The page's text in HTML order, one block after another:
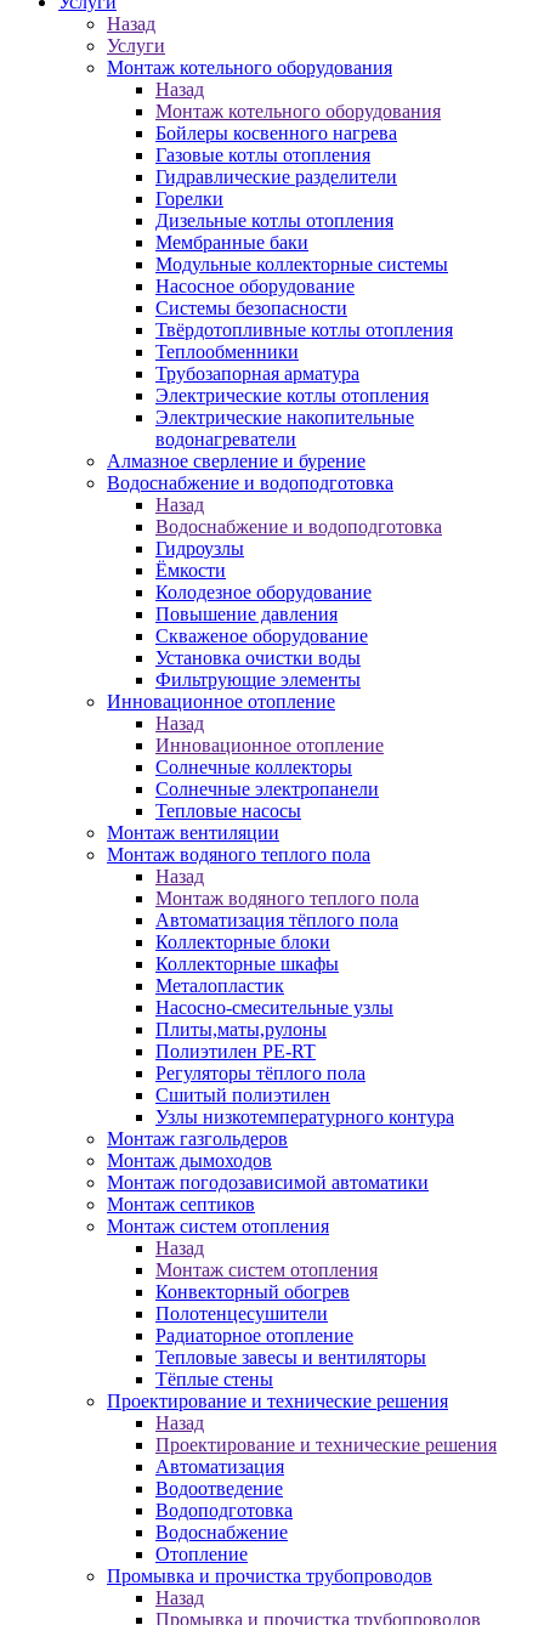
Назад
Услуги
Монтаж котельного оборудования
Назад
Монтаж котельного оборудования
Бойлеры косвенного нагрева
Газовые котлы отопления
Гидравлические разделители
Горелки
Дизельные котлы отопления
Мембранные баки
Модульные коллекторные системы
Насосное оборудование
Системы безопасности
Твёрдотопливные котлы отопления
Теплообменники
Трубозапорная арматура
Электрические котлы отопления
Электрические накопительные
водонагреватели
Алмазное сверление и бурение
Водоснабжение и водоподготовка
Назад
Водоснабжение и водоподготовка
Гидроузлы
Ёмкости
Колодезное оборудование
Повышение давления
Скваженое оборудование
Установка очистки воды
Фильтрующие элементы
Инновационное отопление
Назад
Инновационное отопление
Солнечные коллекторы
Солнечные электропанели
Тепловые насосы
Монтаж вентиляции
Монтаж водяного теплого пола
Назад
Монтаж водяного теплого пола
Автоматизация тёплого пола
Коллекторные блоки
Коллекторные шкафы
Металопластик
Насосно-смесительные узлы
Плиты,маты,рулоны
Полиэтилен PE-RT
Регуляторы тёплого пола
Сшитый полиэтилен
Узлы низкотемпературного контура
Монтаж газгольдеров
Монтаж дымоходов
Монтаж погодозависимой автоматики
Монтаж септиков
Монтаж систем отопления
Назад
Монтаж систем отопления
Конвекторный обогрев
Полотенцесушители
Радиаторное отопление
Тепловые завесы и вентиляторы
Тёплые стены
Проектирование и технические решения
Назад
Проектирование и технические решения
Автоматизация
Водоотведение
Водоподготовка
Водоснабжение
Отопление
Промывка и прочистка трубопроводов
Назад
Промывка и прочистка трубопроводов